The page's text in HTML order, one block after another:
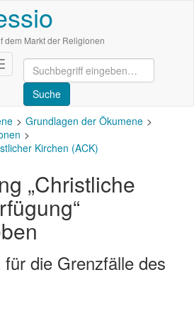
dem Markt der Religionen
deaktivieren
Grundlagen der Ökumene
Kirchen (ACK)
„Christliche
die Grenzfälle des